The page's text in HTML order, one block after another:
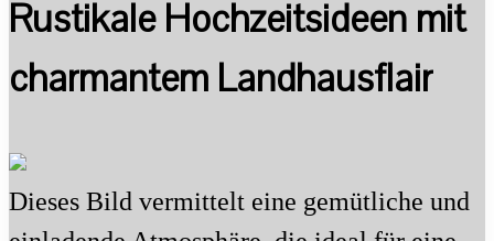
Rustikale Hochzeitsideen mit
charmantem Landhausflair
Dieses Bild vermittelt eine gemütliche und